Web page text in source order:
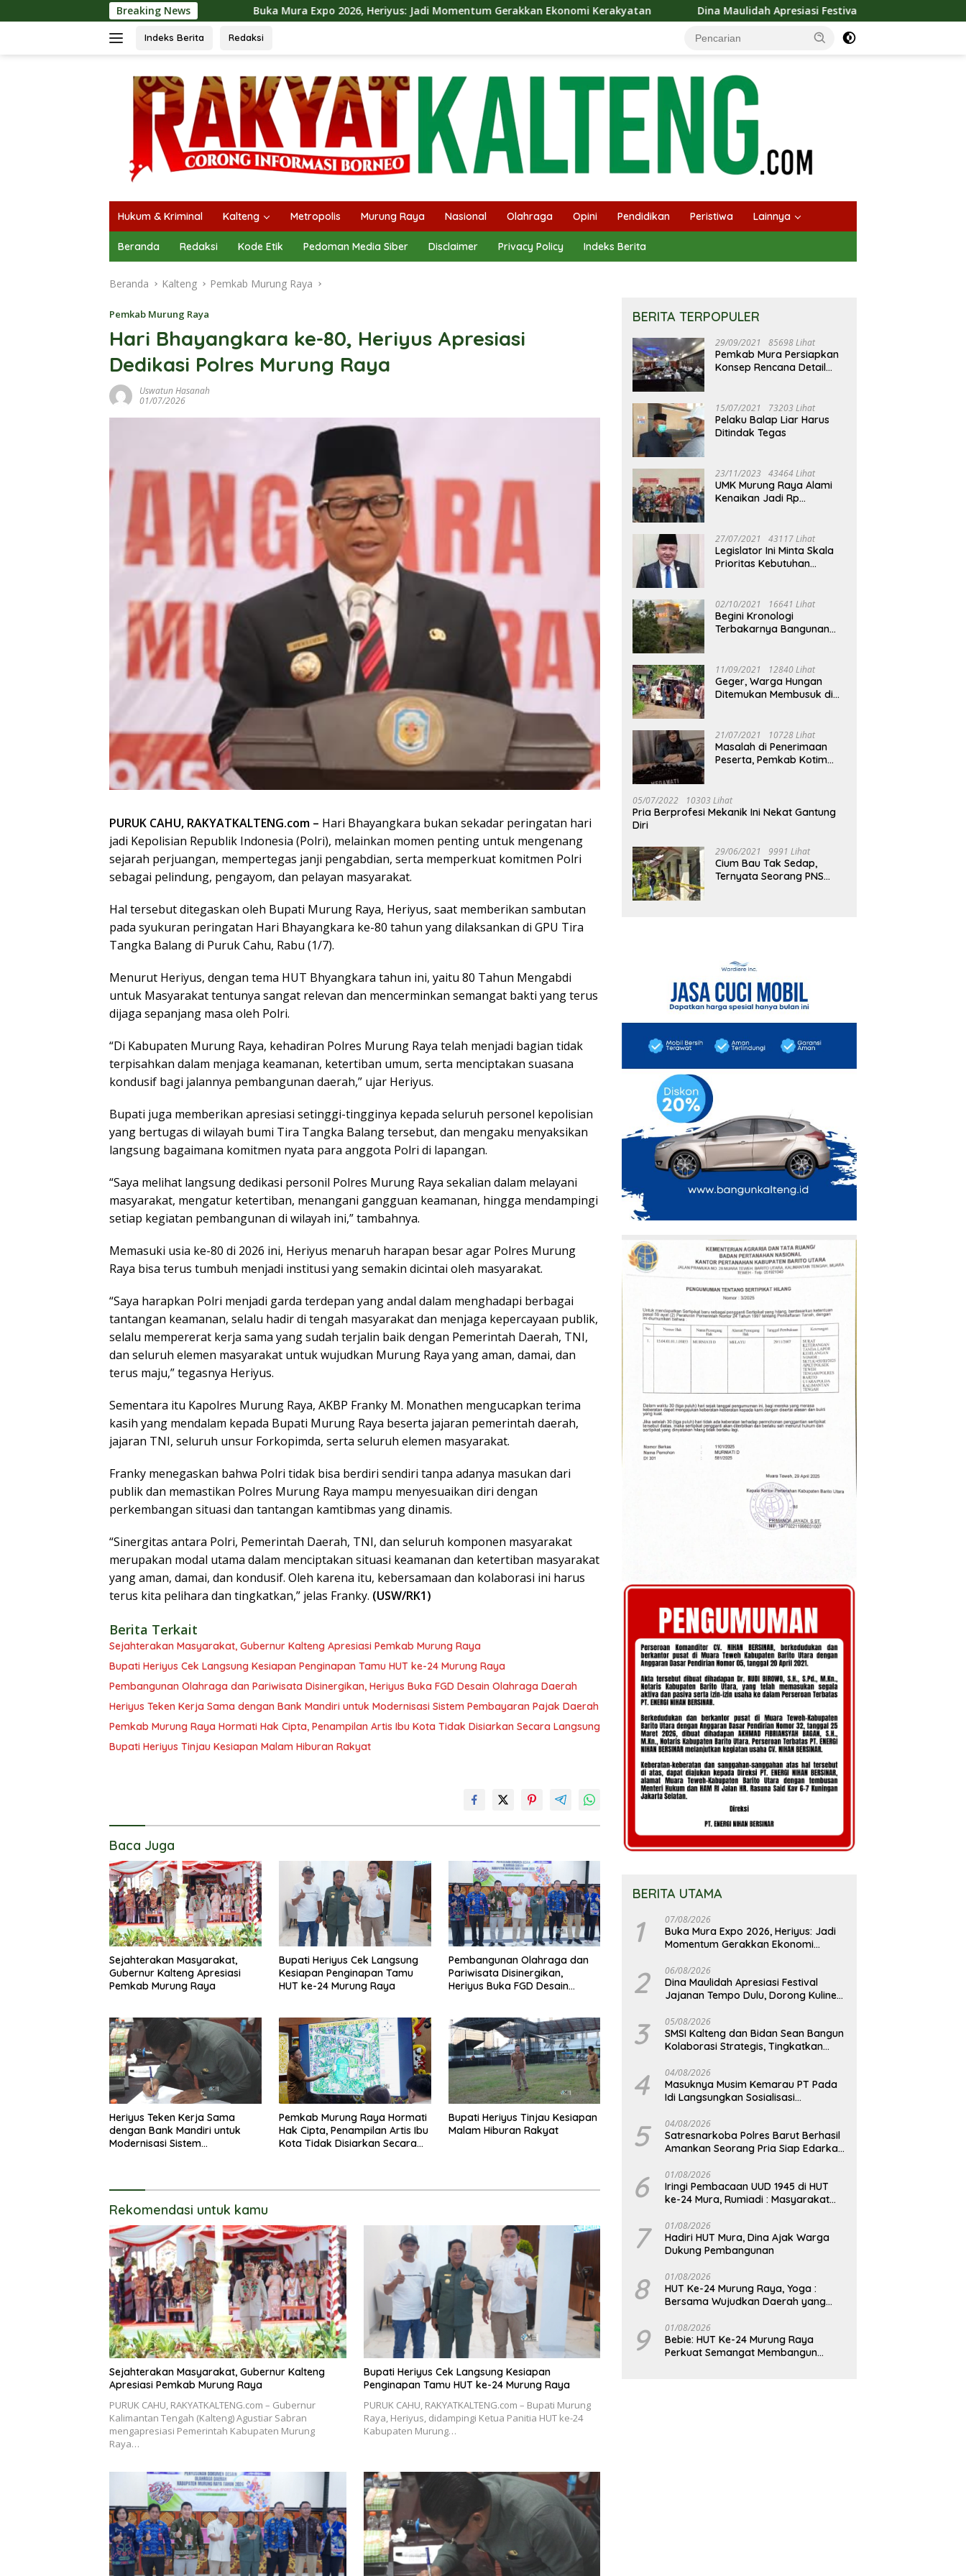
ke
Breaking News
Buka Mura Expo 2026, Heriyus: Jadi Momentum Gerakkan Ekonomi Kerakyatan Dina Maulidah Apresiasi Festival Jajanan Tempo Dulu, Dorong Kuliner
Indeks Berita Redaksi
Hukum & Kriminal Kalteng Metropolis Murung Raya Nasional Olahraga Opini Pendidikan Peristiwa Lainnya
Beranda Redaksi Kode Etik Pedoman Media Siber Disclaimer Privacy Policy Indeks Berita
Beranda Kalteng Pemkab Murung Raya
Pemkab Murung Raya
Hari Bhayangkara ke-80, Heriyus Apresiasi
Dedikasi Polres Murung Raya
Uswatun Hasanah
01/07/2026
PURUK CAHU, RAKYATKALTENG.com – Hari Bhayangkara bukan sekadar peringatan hari
jadi Kepolisian Republik Indonesia (Polri), melainkan momen penting untuk mengenang
sejarah perjuangan, mempertegas janji pengabdian, serta memperkuat komitmen Polri
sebagai pelindung, pengayom, dan pelayan masyarakat.
Hal tersebut ditegaskan oleh Bupati Murung Raya, Heriyus, saat memberikan sambutan
pada syukuran peringatan Hari Bhayangkara ke-80 tahun yang dilaksankan di GPU Tira
Tangka Balang di Puruk Cahu, Rabu (1/7).
Menurut Heriyus, dengan tema HUT Bhyangkara tahun ini, yaitu 80 Tahun Mengabdi
untuk Masyarakat tentunya sangat relevan dan mencerminkan semangat bakti yang terus
dijaga sepanjang masa oleh Polri.
“Di Kabupaten Murung Raya, kehadiran Polres Murung Raya telah menjadi bagian tidak
terpisahkan dalam menjaga keamanan, ketertiban umum, serta menciptakan suasana
kondusif bagi jalannya pembangunan daerah,” ujar Heriyus.
Bupati juga memberikan apresiasi setinggi-tingginya kepada seluruh personel kepolisian
yang bertugas di wilayah bumi Tira Tangka Balang tersebut, dan mengaku menyaksikan
langsung bagaimana komitmen nyata para anggota Polri di lapangan.
“Saya melihat langsung dedikasi personil Polres Murung Raya sekalian dalam melayani
masyarakat, mengatur ketertiban, menangani gangguan keamanan, hingga mendampingi
setiap kegiatan pembangunan di wilayah ini,” tambahnya.
Memasuki usia ke-80 di 2026 ini, Heriyus menaruh harapan besar agar Polres Murung
Raya bisa terus tumbuh menjadi institusi yang semakin dicintai oleh masyarakat.
“Saya harapkan Polri menjadi garda terdepan yang andal dalam menghadapi berbagai
tantangan keamanan, selalu hadir di tengah masyarakat dan menjaga kepercayaan publik,
selalu mempererat kerja sama yang sudah terjalin baik dengan Pemerintah Daerah, TNI,
dan seluruh elemen masyarakat untuk wujudkan Murung Raya yang aman, damai, dan
terus maju,” tegasnya Heriyus.
Sementara itu Kapolres Murung Raya, AKBP Franky M. Monathen mengucapkan terima
kasih yang mendalam kepada Bupati Murung Raya beserta jajaran pemerintah daerah,
jajaran TNI, seluruh unsur Forkopimda, serta seluruh elemen masyarakat.
Franky menegaskan bahwa Polri tidak bisa berdiri sendiri tanpa adanya masukan dari
publik dan memastikan Polres Murung Raya mampu menyesuaikan diri dengan
perkembangan situasi dan tantangan kamtibmas yang dinamis.
“Sinergitas antara Polri, Pemerintah Daerah, TNI, dan seluruh komponen masyarakat
merupakan modal utama dalam menciptakan situasi keamanan dan ketertiban masyarakat
yang aman, damai, dan kondusif. Oleh karena itu, kebersamaan dan kolaborasi ini harus
terus kita pelihara dan tingkatkan,” jelas Franky. (USW/RK1)
Berita Terkait
Sejahterakan Masyarakat, Gubernur Kalteng Apresiasi Pemkab Murung Raya
Bupati Heriyus Cek Langsung Kesiapan Penginapan Tamu HUT ke-24 Murung Raya
Pembangunan Olahraga dan Pariwisata Disinergikan, Heriyus Buka FGD Desain Olahraga Daerah
Heriyus Teken Kerja Sama dengan Bank Mandiri untuk Modernisasi Sistem Pembayaran Pajak Daerah
Pemkab Murung Raya Hormati Hak Cipta, Penampilan Artis Ibu Kota Tidak Disiarkan Secara Langsung
Bupati Heriyus Tinjau Kesiapan Malam Hiburan Rakyat
Baca Juga
Sejahterakan Masyarakat,
Gubernur Kalteng Apresiasi
Pemkab Murung Raya
Bupati Heriyus Cek Langsung
Kesiapan Penginapan Tamu
HUT ke-24 Murung Raya
Pembangunan Olahraga dan
Pariwisata Disinergikan,
Heriyus Buka FGD Desain
Heriyus Teken Kerja Sama
dengan Bank Mandiri untuk
Modernisasi Sistem
Pemkab Murung Raya Hormati
Hak Cipta, Penampilan Artis Ibu
Kota Tidak Disiarkan Secara
Bupati Heriyus Tinjau Kesiapan
Malam Hiburan Rakyat
Rekomendasi untuk kamu
Sejahterakan Masyarakat, Gubernur Kalteng
Apresiasi Pemkab Murung Raya
PURUK CAHU, RAKYATKALTENG.com – Gubernur
Kalimantan Tengah (Kalteng) Agustiar Sabran
mengapresiasi Pemerintah Kabupaten Murung
Raya…
Bupati Heriyus Cek Langsung Kesiapan
Penginapan Tamu HUT ke-24 Murung Raya
PURUK CAHU, RAKYATKALTENG.com – Bupati Murung
Raya, Heriyus, didampingi Ketua Panitia HUT ke-24
Kabupaten Murung…
BERITA TERPOPULER
29/09/2021 85698 Lihat
Pemkab Mura Persiapkan
Konsep Rencana Detail
15/07/2021 73203 Lihat
Pelaku Balap Liar Harus
Ditindak Tegas
23/11/2023 43464 Lihat
UMK Murung Raya Alami
Kenaikan Jadi Rp
27/07/2021 43117 Lihat
Legislator Ini Minta Skala
Prioritas Kebutuhan
02/10/2021 16641 Lihat
Begini Kronologi
Terbakarnya Bangunan
11/09/2021 12840 Lihat
Geger, Warga Hungan
Ditemukan Membusuk di
21/07/2021 10728 Lihat
Masalah di Penerimaan
Peserta, Pemkab Kotim
05/07/2022 10303 Lihat
Pria Berprofesi Mekanik Ini Nekat Gantung
Diri
29/06/2021 9991 Lihat
Cium Bau Tak Sedap,
Ternyata Seorang PNS
BERITA UTAMA
1 07/08/2026
Buka Mura Expo 2026, Heriyus: Jadi
Momentum Gerakkan Ekonomi
2 06/08/2026
Dina Maulidah Apresiasi Festival
Jajanan Tempo Dulu, Dorong Kuliner
3 05/08/2026
SMSI Kalteng dan Bidan Sean Bangun
Kolaborasi Strategis, Tingkatkan
4 04/08/2026
Masuknya Musim Kemarau PT Pada
Idi Langsungkan Sosialisasi
5 04/08/2026
Satresnarkoba Polres Barut Berhasil
Amankan Seorang Pria Siap Edarkan
Gram
6 01/08/2026
Iringi Pembacaan UUD 1945 di HUT
ke-24 Mura, Rumiadi : Masyarakat
yang Lebih Besar
7 01/08/2026
Hadiri HUT Mura, Dina Ajak Warga
Dukung Pembangunan
8 01/08/2026
HUT Ke-24 Murung Raya, Yoga :
Bersama Wujudkan Daerah yang
9 01/08/2026
Bebie: HUT Ke-24 Murung Raya
Perkuat Semangat Membangun